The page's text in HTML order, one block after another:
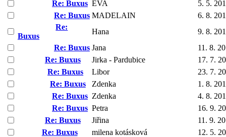
Re: Buxus EVA
5. 5.
Re: Buxus MADELAIN
6. 8.
Re:
Buxus
Hana
9. 8.
Re: Buxus Jana
11. 8.
Re: Buxus
Jirka - Pardubice
17. 7.
Re: Buxus
Libor
23. 7.
Re: Buxus
Zdenka
1. 8.
Re: Buxus Zdenka
4. 8.
Re: Buxus Petra
16. 9.
Re: Buxus
Jiřina
11. 9.
Re: Buxus
milena kotásková
12. 5.